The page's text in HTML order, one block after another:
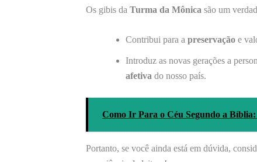
Os gibis da Turma da Mônica são um
Contribui para a preservação e
Introduz as novas gerações a
afetiva do nosso país.
Como Ir Para o Céu Segundo a Bíblia:
Portanto, se você ainda está em dúvida,